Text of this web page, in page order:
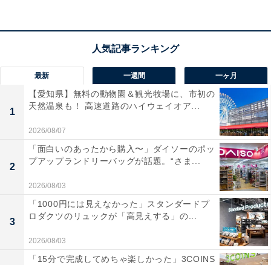
所在地：宮城県仙台市太白区秋保町湯元字除33-1
「磊々峡」下車徒歩3分／仙台南ICより車で約15分／仙
台駅から無料送迎バスあり（要予約）
料金
大人1名（参考価格）：1万2480円
※料金は公式Webサイト参考価格
※プラン・部屋により価格は変動します
チェックイン・チェックアウト
チェックイン：15:00
チェックアウト：11:00
最新 一週間 一ヶ月
1
【愛知県】無料の動物園＆観光牧場に、市初の
天然温泉も！ 高速道路のハイウェイオア...
2026/08/07
2
「面白いのあったから購入〜」ダイソーのポッ
プアップランドリーバッグが話題。“さま...
2026/08/03
3
「1000円には見えなかった」スタンダードプ
ロダクツのリュックが「高見えする」の...
2026/08/03
「15分で完成してめちゃ楽しかった」3COINS